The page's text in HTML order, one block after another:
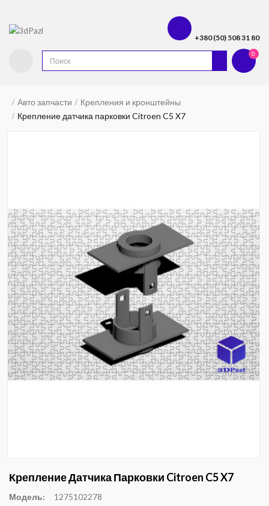
+380 (50) 508 31 80
0
Авто запчасти
Крепления и кронштейны
Крепление датчика парковки Citroen C5 X7
Крепление Датчика Парковки Citroen C5 X7
Модель: 1275102278